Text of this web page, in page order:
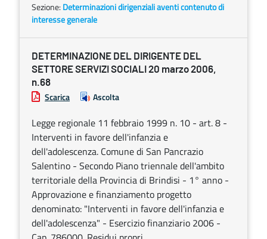
Sezione: Determinazioni dirigenziali aventi contenuto di
interesse generale
DETERMINAZIONE DEL DIRIGENTE DEL
SETTORE SERVIZI SOCIALI 20 marzo 2006,
n.68
Scarica Ascolta
Legge regionale 11 febbraio 1999 n. 10 - art. 8 -
Interventi in favore dell'infanzia e
dell'adolescenza. Comune di San Pancrazio
Salentino - Secondo Piano triennale dell'ambito
territoriale della Provincia di Brindisi - 1° anno -
Approvazione e finanziamento progetto
denominato: "Interventi in favore dell'infanzia e
dell'adolescenza" - Esercizio finanziario 2006 -